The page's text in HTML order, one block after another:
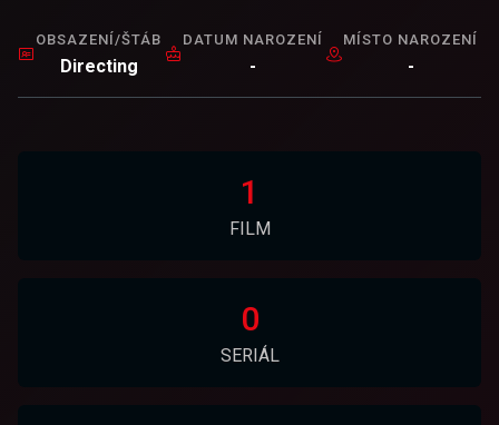
OBSAZENÍ/ŠTÁB
Directing
DATUM NAROZENÍ
-
MÍSTO NAROZENÍ
-
1
FILM
0
SERIÁL